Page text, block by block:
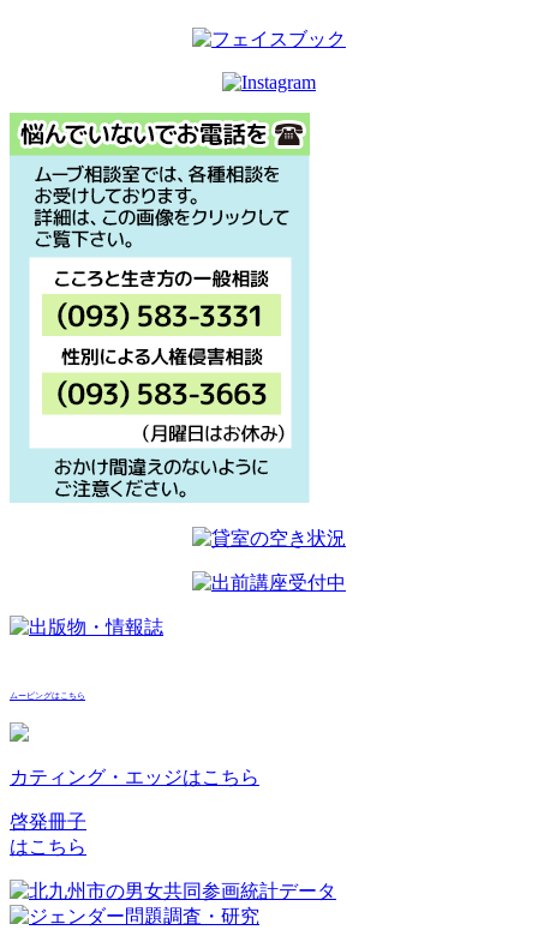
ムービングはこちら
カティング・エッジはこちら
啓発冊子
はこちら